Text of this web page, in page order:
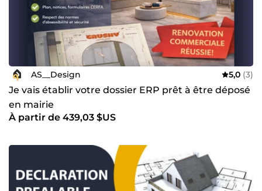
AS__Design 5,0 (3)
Je vais établir votre dossier ERP prêt à être déposé
en mairie
À partir de 439,03 $US